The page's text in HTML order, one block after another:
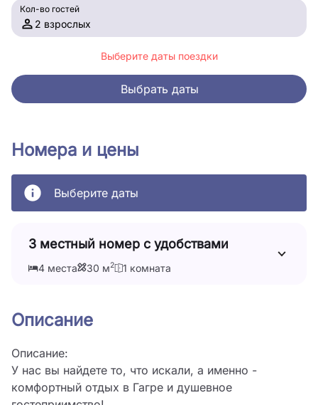
Номера и цены
Выберите даты
3 местный номер с удобствами
4 места 30 м2 1 комната
Описание
Описание:
У нас вы найдете то, что искали, а именно -
комфортный отдых в Гагре и душевное
Кол-во гостей
2 взрослых
Выберите даты поездки
Выбрать даты